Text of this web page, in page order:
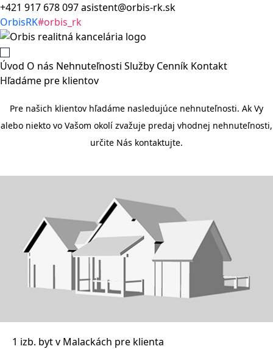
+421 917 678 097asistent@orbis-rk.sk
OrbisRK#orbis_rk
Úvod O nás Nehnuteľnosti Služby Cenník Kontakt
Hľadáme pre klientov
Pre našich klientov hľadáme nasledujúce nehnuteľnosti. Ak Vy
alebo niekto vo Vašom okolí zvažuje predaj vhodnej nehnuteľnosti,
určite Nás kontaktujte.
1 izb. byt v Malackách pre klienta